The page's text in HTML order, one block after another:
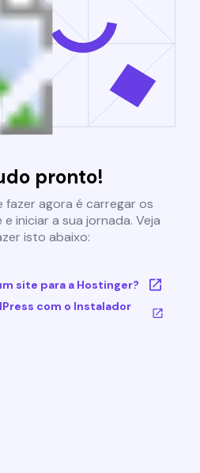
pronto!
fazer agora é carregar os
iniciar a sua jornada. Veja
isto abaixo:
site para a Hostinger?
com o Instalador